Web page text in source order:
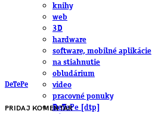
knihy
web
3D
hardware
software, mobilné aplikácie
na stiahnutie
obludárium
video
pracovné ponuky
DeTePe [dtp]
DeTePe
PRIDAJ KOMENTÁR